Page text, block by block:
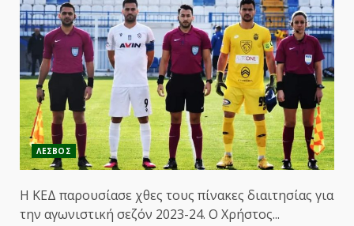
ΛΕΣΒΟΣ
Η ΚΕΔ παρουσίασε χθες τους πίνακες διαιτησίας για
την αγωνιστική σεζόν 2023-24. Ο Χρήστος...